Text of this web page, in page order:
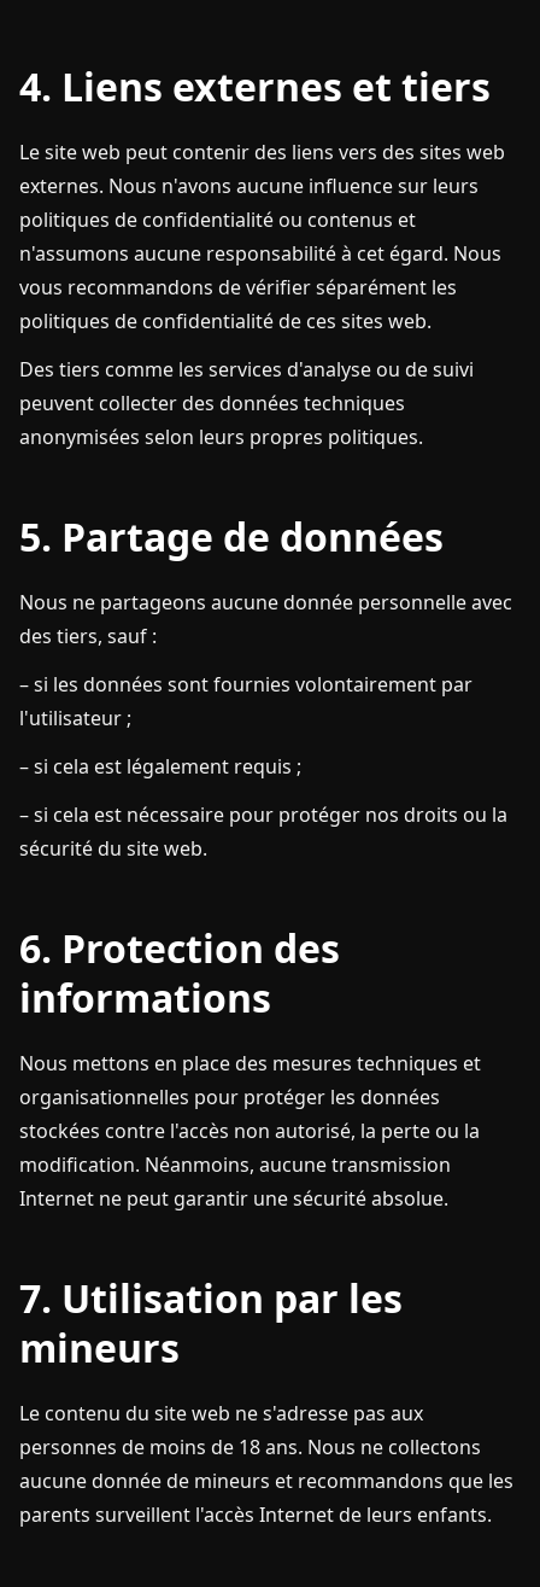
4. Liens externes et tiers
Le site web peut contenir des liens vers des sites web
externes. Nous n'avons aucune influence sur leurs
politiques de confidentialité ou contenus et
n'assumons aucune responsabilité à cet égard. Nous
vous recommandons de vérifier séparément les
politiques de confidentialité de ces sites web.
Des tiers comme les services d'analyse ou de suivi
peuvent collecter des données techniques
anonymisées selon leurs propres politiques.
5. Partage de données
Nous ne partageons aucune donnée personnelle avec
des tiers, sauf :
– si les données sont fournies volontairement par
l'utilisateur ;
– si cela est légalement requis ;
– si cela est nécessaire pour protéger nos droits ou la
sécurité du site web.
6. Protection des
informations
Nous mettons en place des mesures techniques et
organisationnelles pour protéger les données
stockées contre l'accès non autorisé, la perte ou la
modification. Néanmoins, aucune transmission
Internet ne peut garantir une sécurité absolue.
7. Utilisation par les
mineurs
Le contenu du site web ne s'adresse pas aux
personnes de moins de 18 ans. Nous ne collectons
aucune donnée de mineurs et recommandons que les
parents surveillent l'accès Internet de leurs enfants.